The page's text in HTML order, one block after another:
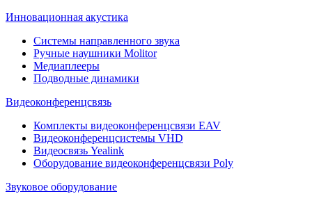
Инновационная акустика
Системы направленного звука
Ручные наушники Molitor
Медиаплееры
Подводные динамики
Видеоконференцсвязь
Комплекты видеоконференцсвязи EAV
Видеоконференцсистемы VHD
Видеосвязь Yealink
Оборудование видеоконференцсвязи Poly
Звуковое оборудование